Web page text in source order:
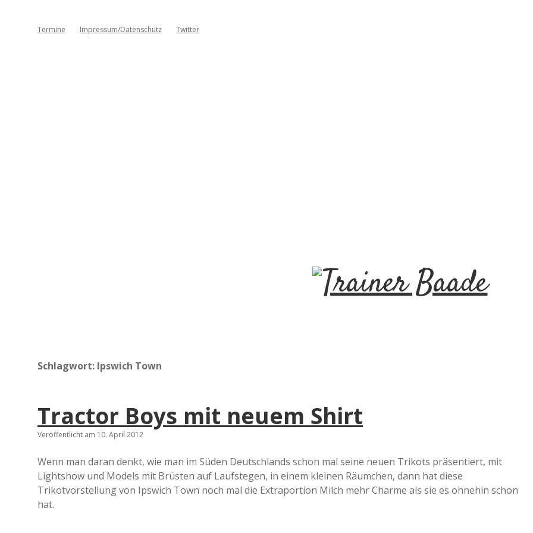
Termine Impressum/Datenschutz Twitter
T
n
e
r
Schlagwort: Ipswich Town
Tractor Boys mit neuem Shirt
Veröffentlicht am 10. April 2012
Wenn man daran denkt, wie man im Süden Deutschlands schon mal seine neuen Trikots präsentiert, mit
Lightshow und Models mit Brüsten auf Laufstegen, in einem kleinen Räumchen, dann hat diese
Trikotvorstellung von Ipswich Town noch mal die Extraportion Milch mehr Charme als sie es ohnehin schon
hat.